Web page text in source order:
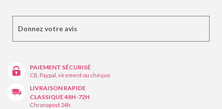
Donnez votre avis
PAIEMENT SÉCURISÉ
CB, Paypal, virement ou chèque
LIVRAISON RAPIDE
CLASSIQUE 48H-72H
Chronopost 24h